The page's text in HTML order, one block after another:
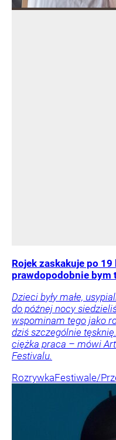
Rojek zaskakuje po
prawdopodobnie bym
Dzieci były małe,
do późnej nocy
wspominam tego jako
dziś szczególnie
ciężka praca – mówi
Festivalu.
RozrywkaFestiwale/